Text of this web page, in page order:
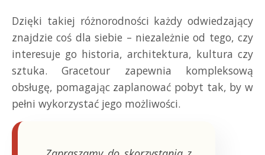
Dzięki takiej różnorodności każdy odwiedzający
znajdzie coś dla siebie – niezależnie od tego, czy
interesuje go historia, architektura, kultura czy
sztuka. Gracetour zapewnia kompleksową
obsługę, pomagając zaplanować pobyt tak, by w
pełni wykorzystać jego możliwości.